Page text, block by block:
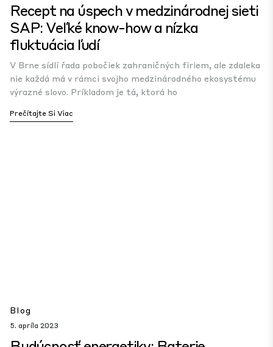
Recept na úspech v medzinárodnej sieti
SAP: Veľké know-how a nízka
fluktuácia ľudí
V Brne sídlí řada pobočiek zahraničných firiem, ale zdaleka
nie každá má v rámci svojho medzinárodného ekosystému
výrazné slovo. Príkladom je tá, ktorá ho
Prečítajte Si Viac
Blog
5. apríla 2023